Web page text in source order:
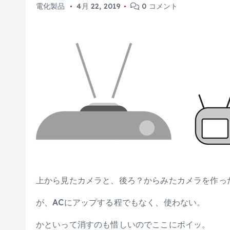
電化製品 4月 22, 2019 0 コメント
上から見たカメラと、後ろ？からみたカメラを作っ
が、ACにアップする程でもなく、使わない。
かといって消すのも惜しいのでここにポイッ。